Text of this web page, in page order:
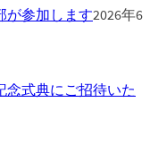
が参加します2026年6
念式典にご招待いた